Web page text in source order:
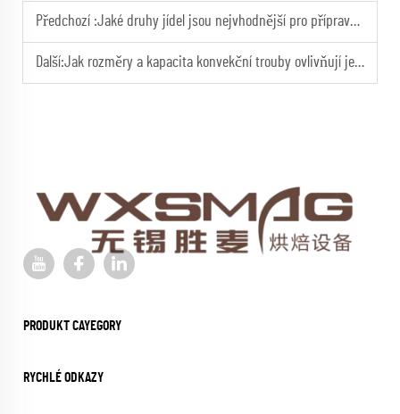
Předchozí :Jaké druhy jídel jsou nejvhodnější pro přípravu v konvekční troubě?
Další:Jak rozměry a kapacita konvekční trouby ovlivňují její výkon v profesionálních kuchyních?
PRODUKT CAYEGORY
RYCHLÉ ODKAZY